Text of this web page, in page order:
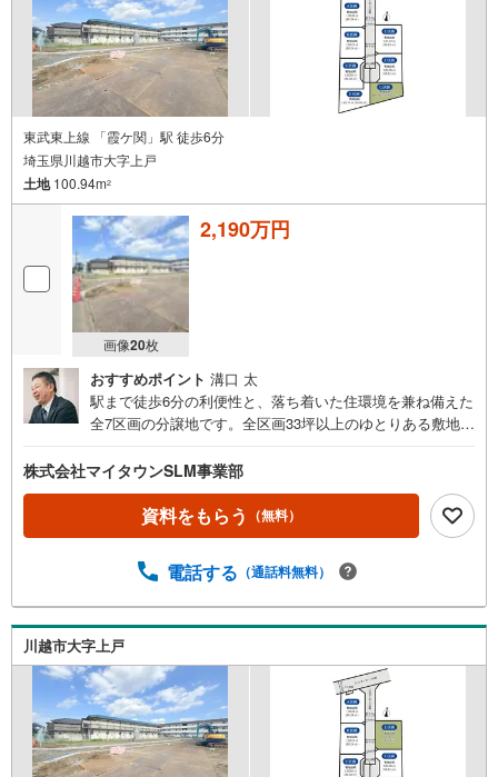
東武東上線 「霞ケ関」駅 徒歩6分
埼玉県川越市大字上戸
土地100.94m2
画像20枚
2,190万円
おすすめポイント 溝口 太
駅まで徒歩6分の利便性と、落ち着いた住環境を兼ね備えた
全7区画の分譲地です。全区画33坪以上のゆとりある敷地
いづくりをお楽しみいただけます。小学校やスーパーが徒
歩10分以内に揃い、子育て世代にもおすすめのロケーショ
ン。現地の陽当たりや街並みをぜひご覧ください。ぜひ
「現地見学（無料）」をクリックして、ご確認ください！
ん、周辺環境についても詳しくご説明いたします。事前に
にしっかりとご説明させていただきます。■営業時間AM9:0
0～PM20:00定休日火曜日・水曜日営業時間内でのお電話で
のお問い合わせがスムーズです。お気軽にマイタウンふじ
み野店までお問い合わせ下さい。
株式会社マイタウンSLM事業部
資料をもらう （無料）
電話する （通話料無料）
川越市大字上戸